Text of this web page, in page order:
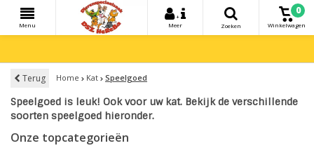
Menu
+
Meer
Zoeken
0
Winkelwagen
Terug Home Kat Speelgoed
Speelgoed is leuk! Ook voor uw kat. Bekijk de verschillende
soorten speelgoed hieronder.
Onze topcategorieën